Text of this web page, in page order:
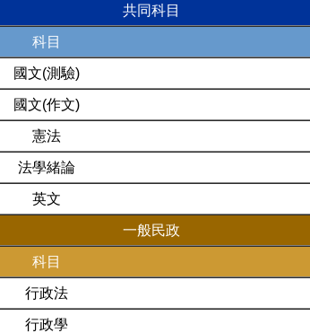
共同科目
科目
國文(測驗)
國文(作文)
憲法
法學緒論
英文
一般民政
科目
行政法
行政學